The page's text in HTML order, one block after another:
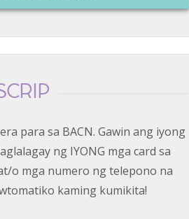
para sa BACN. Gawin ang iyong
ng IYONG mga card sa
o mga numero ng telepono na
kaming kumikita!